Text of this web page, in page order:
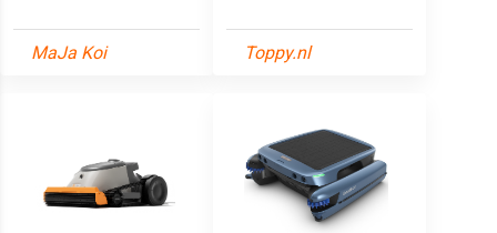
MaJa Koi Toppy.nl